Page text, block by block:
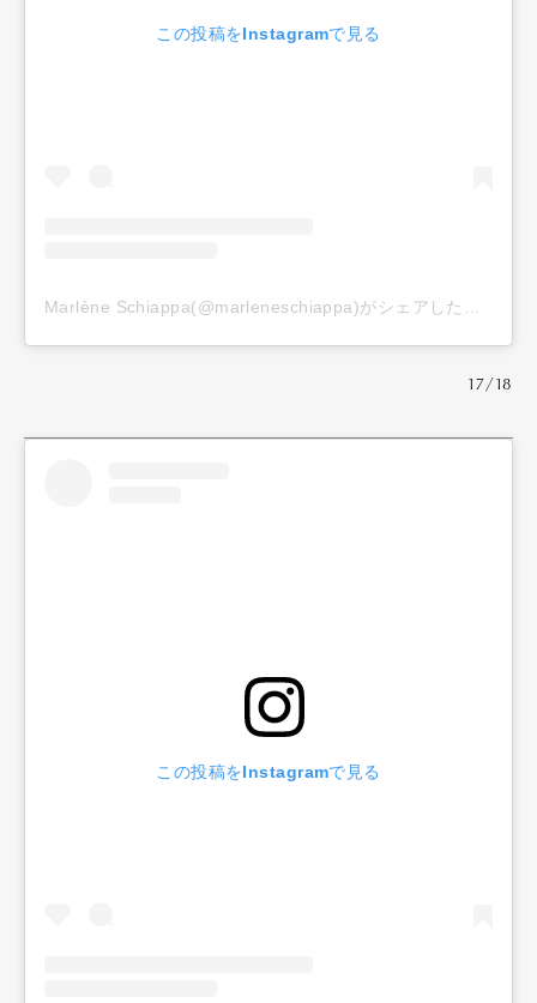
この投稿をInstagramで見る
17/18
この投稿をInstagramで見る